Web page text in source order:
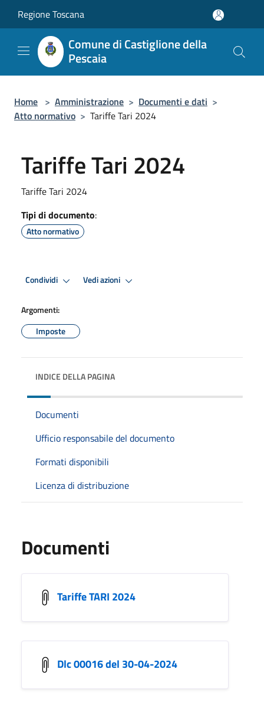
Regione Toscana
Comune di Castiglione della
Pescaia
Home > Amministrazione > Documenti e dati >
Atto normativo > Tariffe Tari 2024
Tariffe Tari 2024
Tariffe Tari 2024
Tipi di documento:
Atto normativo
Condividi Vedi azioni
Argomenti:
Imposte
INDICE DELLA PAGINA
Documenti
Ufficio responsabile del documento
Formati disponibili
Licenza di distribuzione
Documenti
Tariffe TARI 2024
Dlc 00016 del 30-04-2024